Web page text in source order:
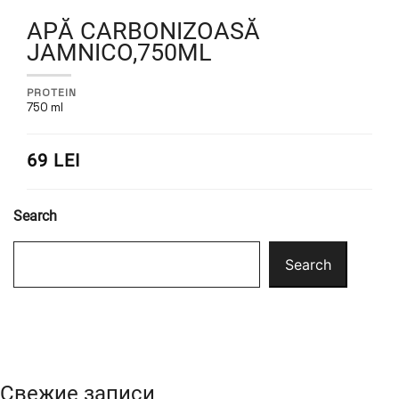
APĂ CARBONIZOASĂ
JAMNICO,750ML
PROTEIN
750 ml
69 LEI
Search
Search
Свежие записи